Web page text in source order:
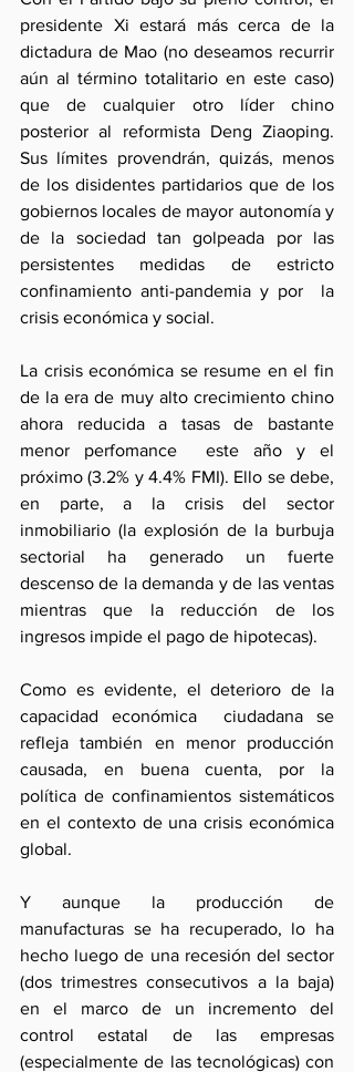
presidente Xi estará más cerca de la
dictadura de Mao (no deseamos recurrir
aún al término totalitario en este caso)
que de cualquier otro líder chino
posterior al reformista Deng Ziaoping.
Sus límites provendrán, quizás, menos
de los disidentes partidarios que de los
gobiernos locales de mayor autonomía y
de la sociedad tan golpeada por las
persistentes medidas de estricto
confinamiento anti-pandemia y por  la
crisis económica y social.
La crisis económica se resume en el fin
de la era de muy alto crecimiento chino
ahora reducida a tasas de bastante
menor perfomance  este año y el
próximo (3.2% y 4.4% FMI). Ello se debe,
en parte, a la crisis del sector
inmobiliario (la explosión de la burbuja
sectorial ha generado un fuerte
descenso de la demanda y de las ventas
mientras que la reducción de los
ingresos impide el pago de hipotecas).
Como es evidente, el deterioro de la
capacidad económica  ciudadana se
refleja también en menor producción
causada, en buena cuenta, por la
política de confinamientos sistemáticos
en el contexto de una crisis económica
global.
Y aunque la producción de
manufacturas se ha recuperado, lo ha
hecho luego de una recesión del sector
(dos trimestres consecutivos a la baja)
en el marco de un incremento del
control estatal de las empresas
(especialmente de las tecnológicas) con